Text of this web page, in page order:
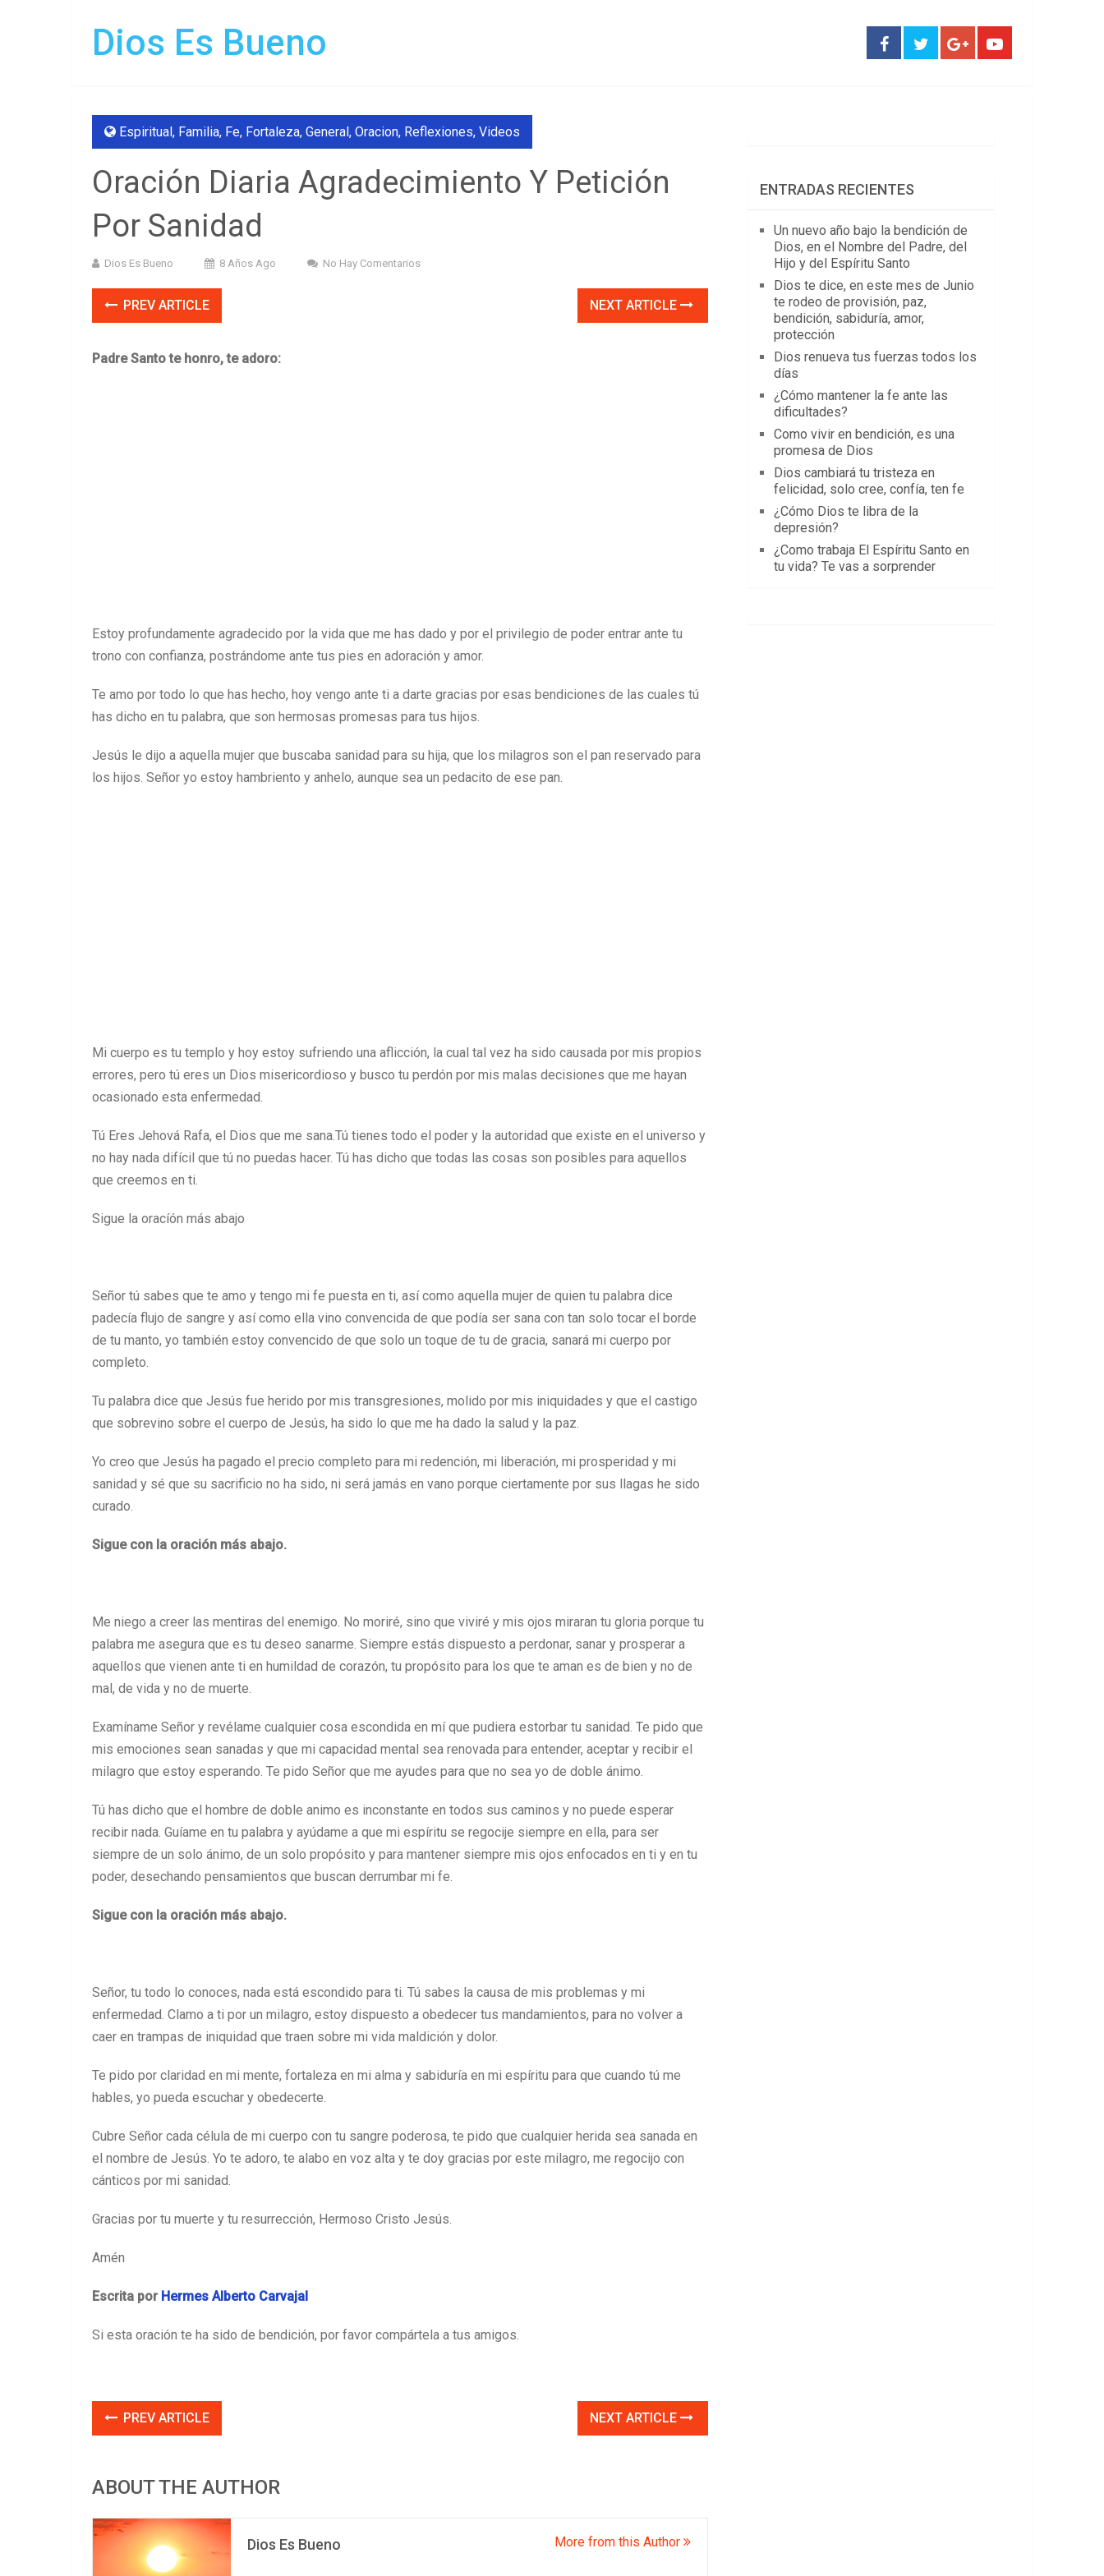
Dios Es Bueno
Espiritual, Familia, Fe, Fortaleza, General, Oracion, Reflexiones, Videos
Oración Diaria Agradecimiento Y Petición
Por Sanidad
Dios Es Bueno 8 Años Ago No Hay Comentarios
PREV ARTICLE NEXT ARTICLE
Padre Santo te honro, te adoro:
Estoy profundamente agradecido por la vida que me has dado y por el privilegio de poder entrar ante tu
trono con confianza, postrándome ante tus pies en adoración y amor.
Te amo por todo lo que has hecho, hoy vengo ante ti a darte gracias por esas bendiciones de las cuales tú
has dicho en tu palabra, que son hermosas promesas para tus hijos.
Jesús le dijo a aquella mujer que buscaba sanidad para su hija, que los milagros son el pan reservado para
los hijos. Señor yo estoy hambriento y anhelo, aunque sea un pedacito de ese pan.
Mi cuerpo es tu templo y hoy estoy sufriendo una aflicción, la cual tal vez ha sido causada por mis propios
errores, pero tú eres un Dios misericordioso y busco tu perdón por mis malas decisiones que me hayan
ocasionado esta enfermedad.
Tú Eres Jehová Rafa, el Dios que me sana.Tú tienes todo el poder y la autoridad que existe en el universo y
no hay nada difícil que tú no puedas hacer. Tú has dicho que todas las cosas son posibles para aquellos
que creemos en ti.
Sigue la oracíón más abajo
Señor tú sabes que te amo y tengo mi fe puesta en ti, así como aquella mujer de quien tu palabra dice
padecía flujo de sangre y así como ella vino convencida de que podía ser sana con tan solo tocar el borde
de tu manto, yo también estoy convencido de que solo un toque de tu de gracia, sanará mi cuerpo por
completo.
Tu palabra dice que Jesús fue herido por mis transgresiones, molido por mis iniquidades y que el castigo
que sobrevino sobre el cuerpo de Jesús, ha sido lo que me ha dado la salud y la paz.
Yo creo que Jesús ha pagado el precio completo para mi redención, mi liberación, mi prosperidad y mi
sanidad y sé que su sacrificio no ha sido, ni será jamás en vano porque ciertamente por sus llagas he sido
curado.
Sigue con la oración más abajo.
Me niego a creer las mentiras del enemigo. No moriré, sino que viviré y mis ojos miraran tu gloria porque tu
palabra me asegura que es tu deseo sanarme. Siempre estás dispuesto a perdonar, sanar y prosperar a
aquellos que vienen ante ti en humildad de corazón, tu propósito para los que te aman es de bien y no de
mal, de vida y no de muerte.
Examíname Señor y revélame cualquier cosa escondida en mí que pudiera estorbar tu sanidad. Te pido que
mis emociones sean sanadas y que mi capacidad mental sea renovada para entender, aceptar y recibir el
milagro que estoy esperando. Te pido Señor que me ayudes para que no sea yo de doble ánimo.
Tú has dicho que el hombre de doble animo es inconstante en todos sus caminos y no puede esperar
recibir nada. Guíame en tu palabra y ayúdame a que mi espíritu se regocije siempre en ella, para ser
siempre de un solo ánimo, de un solo propósito y para mantener siempre mis ojos enfocados en ti y en tu
poder, desechando pensamientos que buscan derrumbar mi fe.
Sigue con la oración más abajo.
Señor, tu todo lo conoces, nada está escondido para ti. Tú sabes la causa de mis problemas y mi
enfermedad. Clamo a ti por un milagro, estoy dispuesto a obedecer tus mandamientos, para no volver a
caer en trampas de iniquidad que traen sobre mi vida maldición y dolor.
Te pido por claridad en mi mente, fortaleza en mi alma y sabiduría en mi espíritu para que cuando tú me
hables, yo pueda escuchar y obedecerte.
Cubre Señor cada célula de mi cuerpo con tu sangre poderosa, te pido que cualquier herida sea sanada en
el nombre de Jesús. Yo te adoro, te alabo en voz alta y te doy gracias por este milagro, me regocijo con
cánticos por mi sanidad.
Gracias por tu muerte y tu resurrección, Hermoso Cristo Jesús.
Amén
Escrita por Hermes Alberto Carvajal
Si esta oración te ha sido de bendición, por favor compártela a tus amigos.
PREV ARTICLE NEXT ARTICLE
ABOUT THE AUTHOR
Dios Es Bueno More from this Author
ENTRADAS RECIENTES
Un nuevo año bajo la bendición de
Dios, en el Nombre del Padre, del
Hijo y del Espíritu Santo
Dios te dice, en este mes de Junio
te rodeo de provisión, paz,
bendición, sabiduría, amor,
protección
Dios renueva tus fuerzas todos los
días
¿Cómo mantener la fe ante las
dificultades?
Como vivir en bendición, es una
promesa de Dios
Dios cambiará tu tristeza en
felicidad, solo cree, confía, ten fe
¿Cómo Dios te libra de la
depresión?
¿Como trabaja El Espíritu Santo en
tu vida? Te vas a sorprender